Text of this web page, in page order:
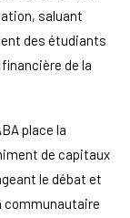
saluant
des étudiants
de la
place la
de capitaux
le débat et
communautaire